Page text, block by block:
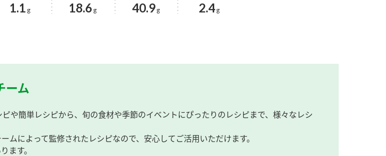
1.1 g 18.6 g 40.9g 2.4 g
ーム
や簡単レシピから、旬の食材や季節のイベントにぴったりのレシピまで、様々なレシ
ムによって監修されたレシピなので、安心してご活用いただけます。
ます。